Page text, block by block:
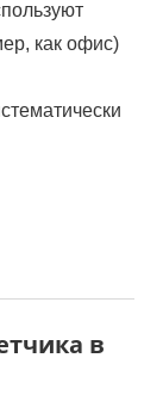
как офис)
в